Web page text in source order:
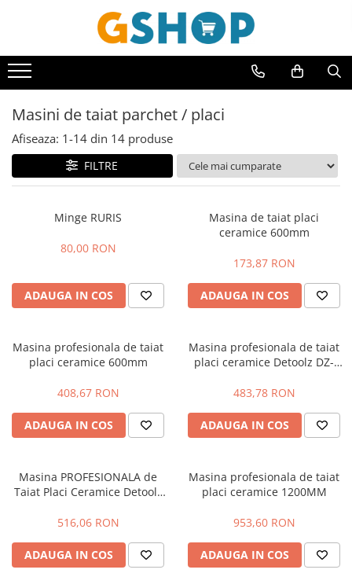
Accesorii curte si gradina
Accesorii motocoase si trimmere
Aparate de spalat cu presiune
Atomizoare si pulverizatoare
Deshidratoare fructe si legume
Despicatoare busteni
Foarfece gard viu
Granulatoare
Masini - Aparate umplut carnati
Masini de taiat parchet / placi
Masini de tocat carne
Maturi rotative
Mobila gradina si terasa
Casute de gradina
Gratare gradina
Mobilier gradina si terasa
Masini de taiat parchet / placi
Afiseaza: 1-14 din 14 produse
FILTRE
Minge RURIS
80,00 RON
ADAUGA IN COS
Masina de taiat placi
ceramice 600mm
173,87 RON
ADAUGA IN COS
Masina profesionala de taiat
placi ceramice 600mm
408,67 RON
ADAUGA IN COS
Masina profesionala de taiat
placi ceramice Detoolz DZ-
taiere in unghi
483,78 RON
ADAUGA IN COS
Masina PROFESIONALA de
Taiat Placi Ceramice Detoolz
516,06 RON
ADAUGA IN COS
Masina profesionala de taiat
placi ceramice 1200MM
953,60 RON
ADAUGA IN COS